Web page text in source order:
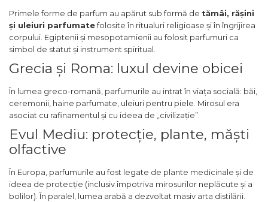
Flori de tei
Frezie
Frisca
Gheata
Ghimbir
Grapefruit
Grozama
Guava
Heliotrop
Primele forme de parfum au apărut sub formă de tămâi, rășini
și uleiuri parfumatefolosite în ritualuri religioase și în îngrijirea
corpului. Egiptenii și mesopotamienii au folosit parfumuri ca
simbol de statut și instrument spiritual.
Grecia și Roma: luxul devine obicei
În lumea greco-romană, parfumurile au intrat în viața socială: băi,
ceremonii, haine parfumate, uleiuri pentru piele. Mirosul era
asociat cu rafinamentul și cu ideea de „civilizație”.
Evul Mediu: protecție, plante, măști
olfactive
În Europa, parfumurile au fost legate de plante medicinale și de
ideea de protecție (inclusiv împotriva mirosurilor neplăcute și a
bolilor). În paralel, lumea arabă a dezvoltat masiv arta distilării.